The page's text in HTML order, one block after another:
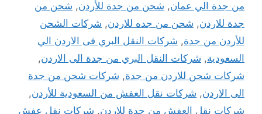
من جدة الي عمان, شحن من جدة للأردن, شحن من
جدة للاردن, شحن من جده للاردن, شركات الشحن
للأردن من جدة, شركات النقل البري فى الاردن الي
السعودية, شركات النقل البري من جدة الى الاردن,
شركات شحن للاردن من جدة, شركات شحن من جدة
الى الاردن, شركات نقل العفش من السعودية للأردن,
شركات نقل العفش من جدة للاردن, شركات نقل عفش